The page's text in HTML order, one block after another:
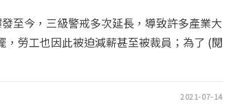
至今，三級警戒多次延長，導致許多產業大
，勞工也因此被迫減薪甚至被裁員；為了 (閱
2021-07-14